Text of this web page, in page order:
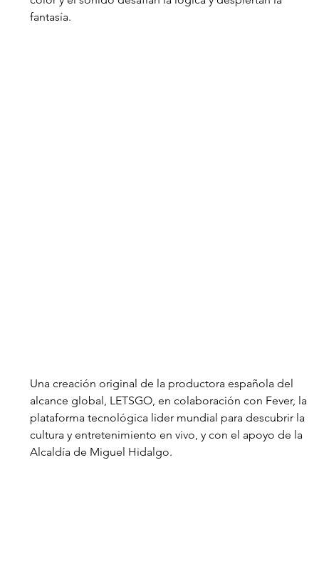
fantasía.
Una creación original de la productora española del
alcance global, LETSGO, en colaboración con Fever, la
plataforma tecnológica lider mundial para descubrir la
cultura y entretenimiento en vivo, y con el apoyo de la
Alcaldía de Miguel Hidalgo.